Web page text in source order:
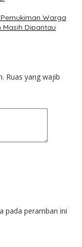
Warga
Masih Dipantau
Ruas yang wajib
pada peramban ini